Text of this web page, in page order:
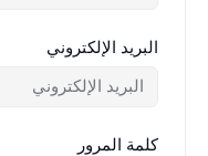
البريد الإلكتروني
كلمة المرور